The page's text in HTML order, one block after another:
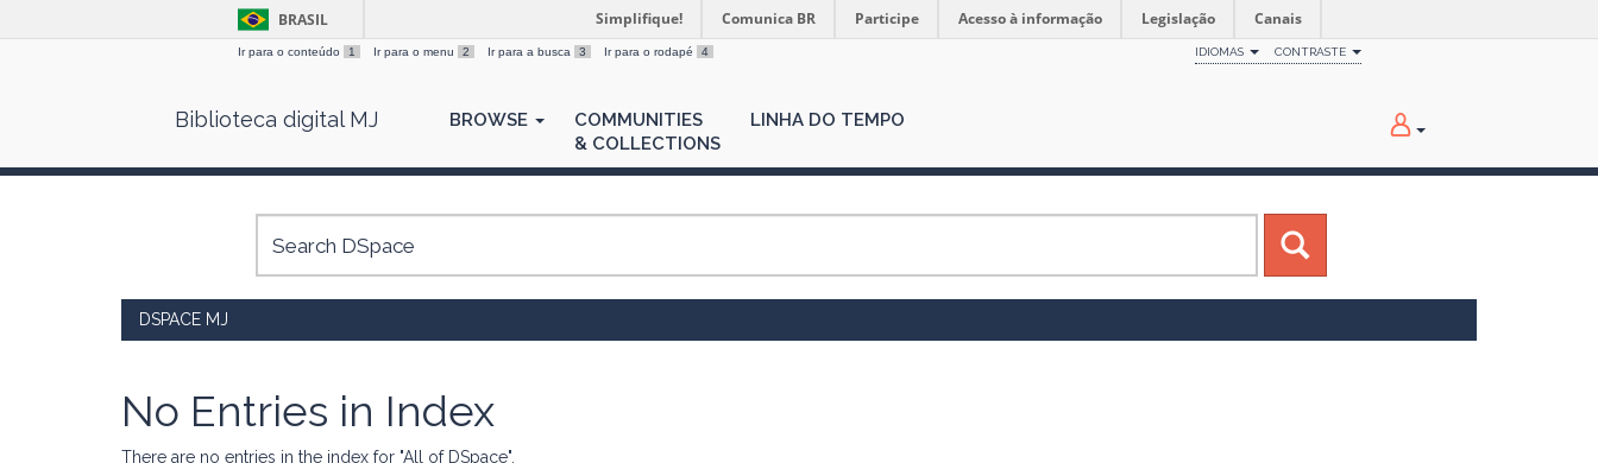
BRASIL Simplifique! Comunica BR Participe Acesso à informação Legislação Canais
Ir para o conteúdo 1 Ir para o menu 2 Ir para a busca 3 Ir para o rodapé 4 IDIOMAS CONTRASTE
Biblioteca digital MJ BROWSE
COMMUNITIES
& COLLECTIONS
LINHA DO TEMPO
DSPACE MJ
No Entries in Index
There are no entries in the index for "All of DSpace".